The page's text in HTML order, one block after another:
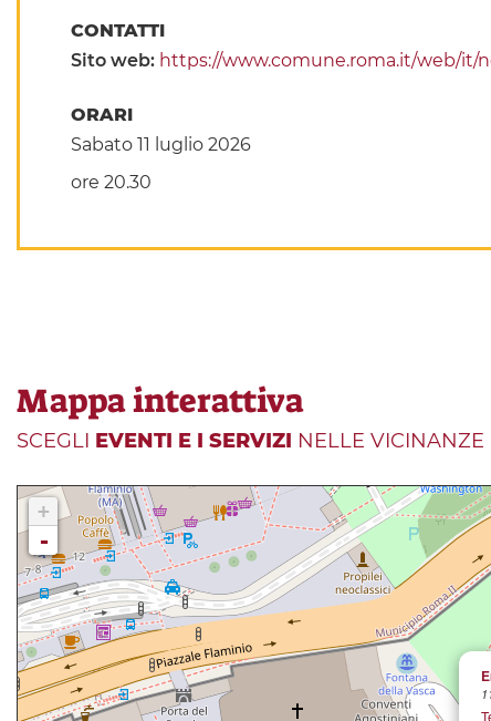
CONTATTI
Sito web: https://www.comune.roma.it/web/it/
ORARI
Sabato 11 luglio 2026
ore 20.30
Mappa interattiva
SCEGLI EVENTI E I SERVIZI NELLE VICINANZE
+
-